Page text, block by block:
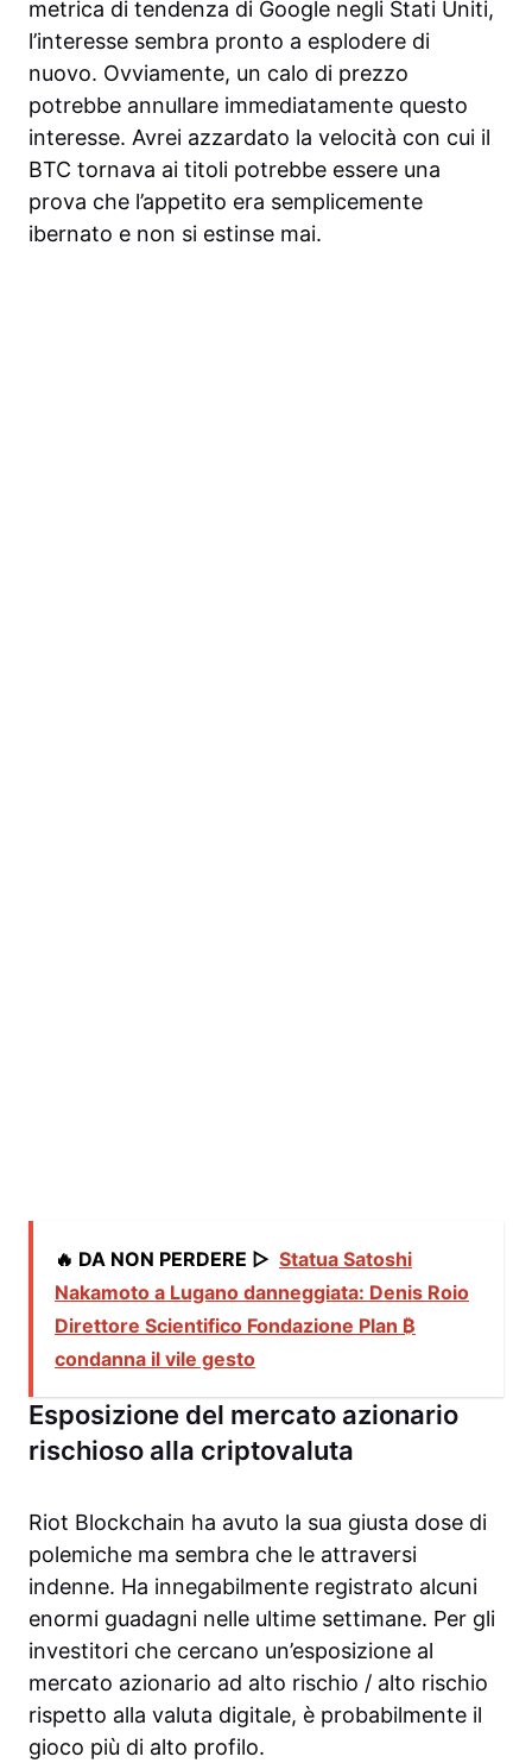
metrica di tendenza di Google negli Stati Uniti,
l’interesse sembra pronto a esplodere di
nuovo. Ovviamente, un calo di prezzo
potrebbe annullare immediatamente questo
interesse. Avrei azzardato la velocità con cui il
BTC tornava ai titoli potrebbe essere una
prova che l’appetito era semplicemente
ibernato e non si estinse mai.
🔥 DA NON PERDERE ▷ Statua Satoshi
Nakamoto a Lugano danneggiata: Denis Roio
Direttore Scientifico Fondazione Plan ₿
condanna il vile gesto
Esposizione del mercato azionario
rischioso alla criptovaluta
Riot Blockchain ha avuto la sua giusta dose di
polemiche ma sembra che le attraversi
indenne. Ha innegabilmente registrato alcuni
enormi guadagni nelle ultime settimane. Per gli
investitori che cercano un’esposizione al
mercato azionario ad alto rischio / alto rischio
rispetto alla valuta digitale, è probabilmente il
gioco più di alto profilo.